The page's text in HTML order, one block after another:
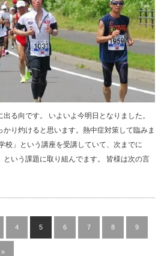
る向です。 いよいよ今明日となりました。
り灼けると思います。熱中症対策して臨みま
校」という講座を受講していて、次までに
という課題に取り組んでます。 皆様は次の言
4 5 6 7 8 9
»